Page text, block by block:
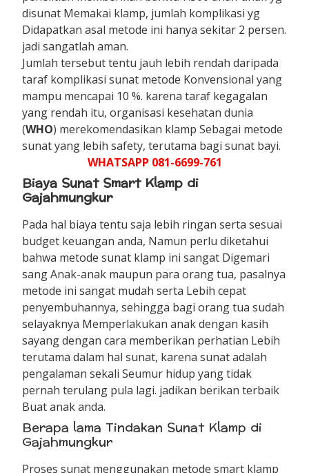
disunat Memakai klamp, jumlah komplikasi yg
Didapatkan asal metode ini hanya sekitar 2 persen.
jadi sangatlah aman.
Jumlah tersebut tentu jauh lebih rendah daripada
taraf komplikasi sunat metode Konvensional yang
mampu mencapai 10 %. karena taraf kegagalan
yang rendah itu, organisasi kesehatan dunia
(WHO) merekomendasikan klamp Sebagai metode
sunat yang lebih safety, terutama bagi sunat bayi.
WHATSAPP 081-6699-761
Biaya Sunat Smart Klamp di
Gajahmungkur
Pada hal biaya tentu saja lebih ringan serta sesuai
budget keuangan anda, Namun perlu diketahui
bahwa metode sunat klamp ini sangat Digemari
sang Anak-anak maupun para orang tua, pasalnya
metode ini sangat mudah serta Lebih cepat
penyembuhannya, sehingga bagi orang tua sudah
selayaknya Memperlakukan anak dengan kasih
sayang dengan cara memberikan perhatian Lebih
terutama dalam hal sunat, karena sunat adalah
pengalaman sekali Seumur hidup yang tidak
pernah terulang pula lagi. jadikan berikan terbaik
Buat anak anda.
Berapa lama Tindakan Sunat Klamp di
Gajahmungkur
Proses sunat menggunakan metode smart klamp